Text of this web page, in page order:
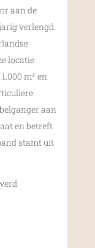
aan de
verlengd.
locatie
m² en
aan
en betreft
stamt uit